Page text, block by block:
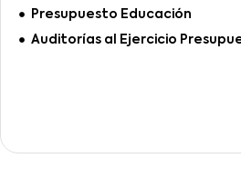
Presupuesto Educación
Auditorías al Ejercicio